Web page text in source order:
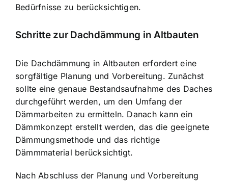
Bedürfnisse zu berücksichtigen.
Schritte zur Dachdämmung in Altbauten
Die Dachdämmung in Altbauten erfordert eine
sorgfältige Planung und Vorbereitung. Zunächst
sollte eine genaue Bestandsaufnahme des Daches
durchgeführt werden, um den Umfang der
Dämmarbeiten zu ermitteln. Danach kann ein
Dämmkonzept erstellt werden, das die geeignete
Dämmungsmethode und das richtige
Dämmmaterial berücksichtigt.
Nach Abschluss der Planung und Vorbereitung